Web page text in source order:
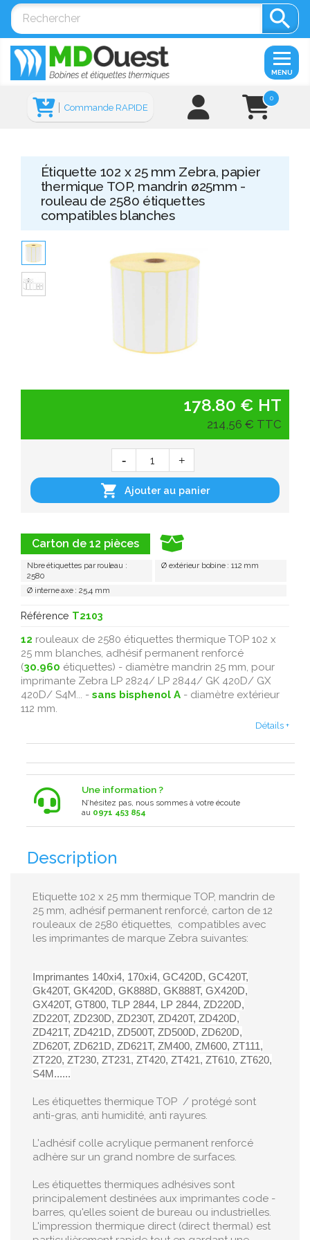

0
Commande RAPIDE
MENU
Étiquette 102 x 25 mm Zebra, papier
thermique TOP, mandrin ø25mm -
rouleau de 2580 étiquettes
compatibles blanches
Carton de 12 pièces
Nbre étiquettes par rouleau :
2580
Ø extérieur bobine : 112 mm
Ø interne axe : 25,4 mm
Référence T2103
12 rouleaux de 2580 étiquettes thermique TOP 102 x
25 mm blanches, adhésif permanent renforcé
(30.960 étiquettes) - diamètre mandrin 25 mm, pour
imprimante Zebra LP 2824/ LP 2844/ GK 420D/ GX
420D/ S4M... - sans bisphenol A - diamètre extérieur
112 mm.
Détails +
Une information ?
N’hésitez pas, nous sommes à votre écoute
au 0971 453 854
178.80 € HT
214,56 € TTC
 Ajouter au panier
Description
Etiquette 102 x 25 mm thermique TOP, mandrin de
25 mm, adhésif permanent renforcé, carton de 12
rouleaux de 2580 étiquettes, compatibles avec
les imprimantes de marque Zebra suivantes:
Imprimantes 140xi4, 170xi4, GC420D, GC420T,
Gk420T, GK420D, GK888D, GK888T, GX420D,
GX420T, GT800, TLP 2844, LP 2844, ZD220D,
ZD220T, ZD230D, ZD230T, ZD420T, ZD420D,
ZD421T, ZD421D, ZD500T, ZD500D, ZD620D,
ZD620T, ZD621D, ZD621T, ZM400, ZM600, ZT111,
ZT220, ZT230, ZT231, ZT420, ZT421, ZT610, ZT620,
S4M......
Les étiquettes thermique TOP / protégé sont
anti-gras, anti humidité, anti rayures.
L'adhésif colle acrylique permanent renforcé
adhère sur un grand nombre de surfaces.
Les étiquettes thermiques adhésives sont
principalement destinées aux imprimantes code -
barres, qu'elles soient de bureau ou industrielles.
L'impression thermique direct (direct thermal) est